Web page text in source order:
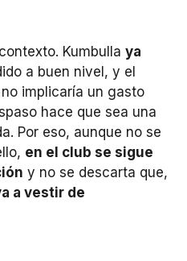
Kumbulla ya
a buen nivel, y el
implicaría un gasto
hace que sea una
Por eso, aunque no se
en el club se sigue
y no se descarta que,
a vestir de